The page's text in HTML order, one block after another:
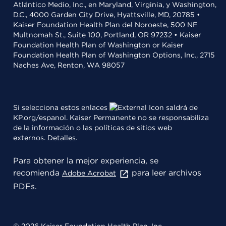
Atlántico Medio, Inc., en Maryland, Virginia, y Washington,
D.C., 4000 Garden City Drive, Hyattsville, MD, 20785 •
Kaiser Foundation Health Plan del Noroeste, 500 NE
Multnomah St., Suite 100, Portland, OR 97232 • Kaiser
Foundation Health Plan of Washington or Kaiser
Foundation Health Plan of Washington Options, Inc., 2715
Naches Ave, Renton, WA 98057
Si selecciona estos enlaces
saldrá de
KP.org/espanol. Kaiser Permanente no se responsabiliza
de la información o las políticas de sitios web
externos. Detalles.
Para obtener la mejor experiencia, se
recomienda Adobe Acrobat
para leer archivos
PDFs.